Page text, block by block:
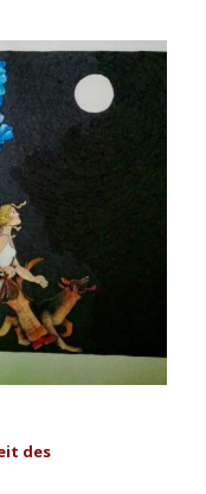
des